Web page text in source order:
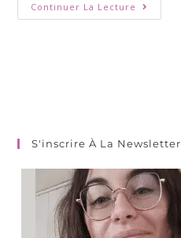
Continuer La Lecture
S'inscrire À La Newsletter